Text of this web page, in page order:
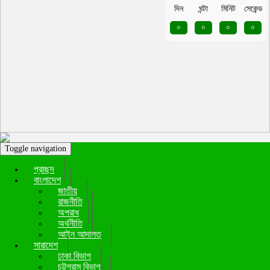
Toggle navigation
প্রচ্ছদ
বাংলাদেশ
জাতীয়
রাজনীতি
অপরাধ
অর্থনীতি
আইন আদালত
সারাদেশ
ঢাকা বিভাগ
চট্টগ্রাম বিভাগ
দিন
ঘন্টা মিনিট
সেকেন্ড
০
০ ০ ০